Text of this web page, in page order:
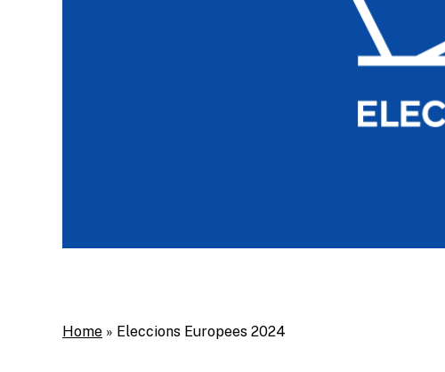
Home » Eleccions Europees 2024